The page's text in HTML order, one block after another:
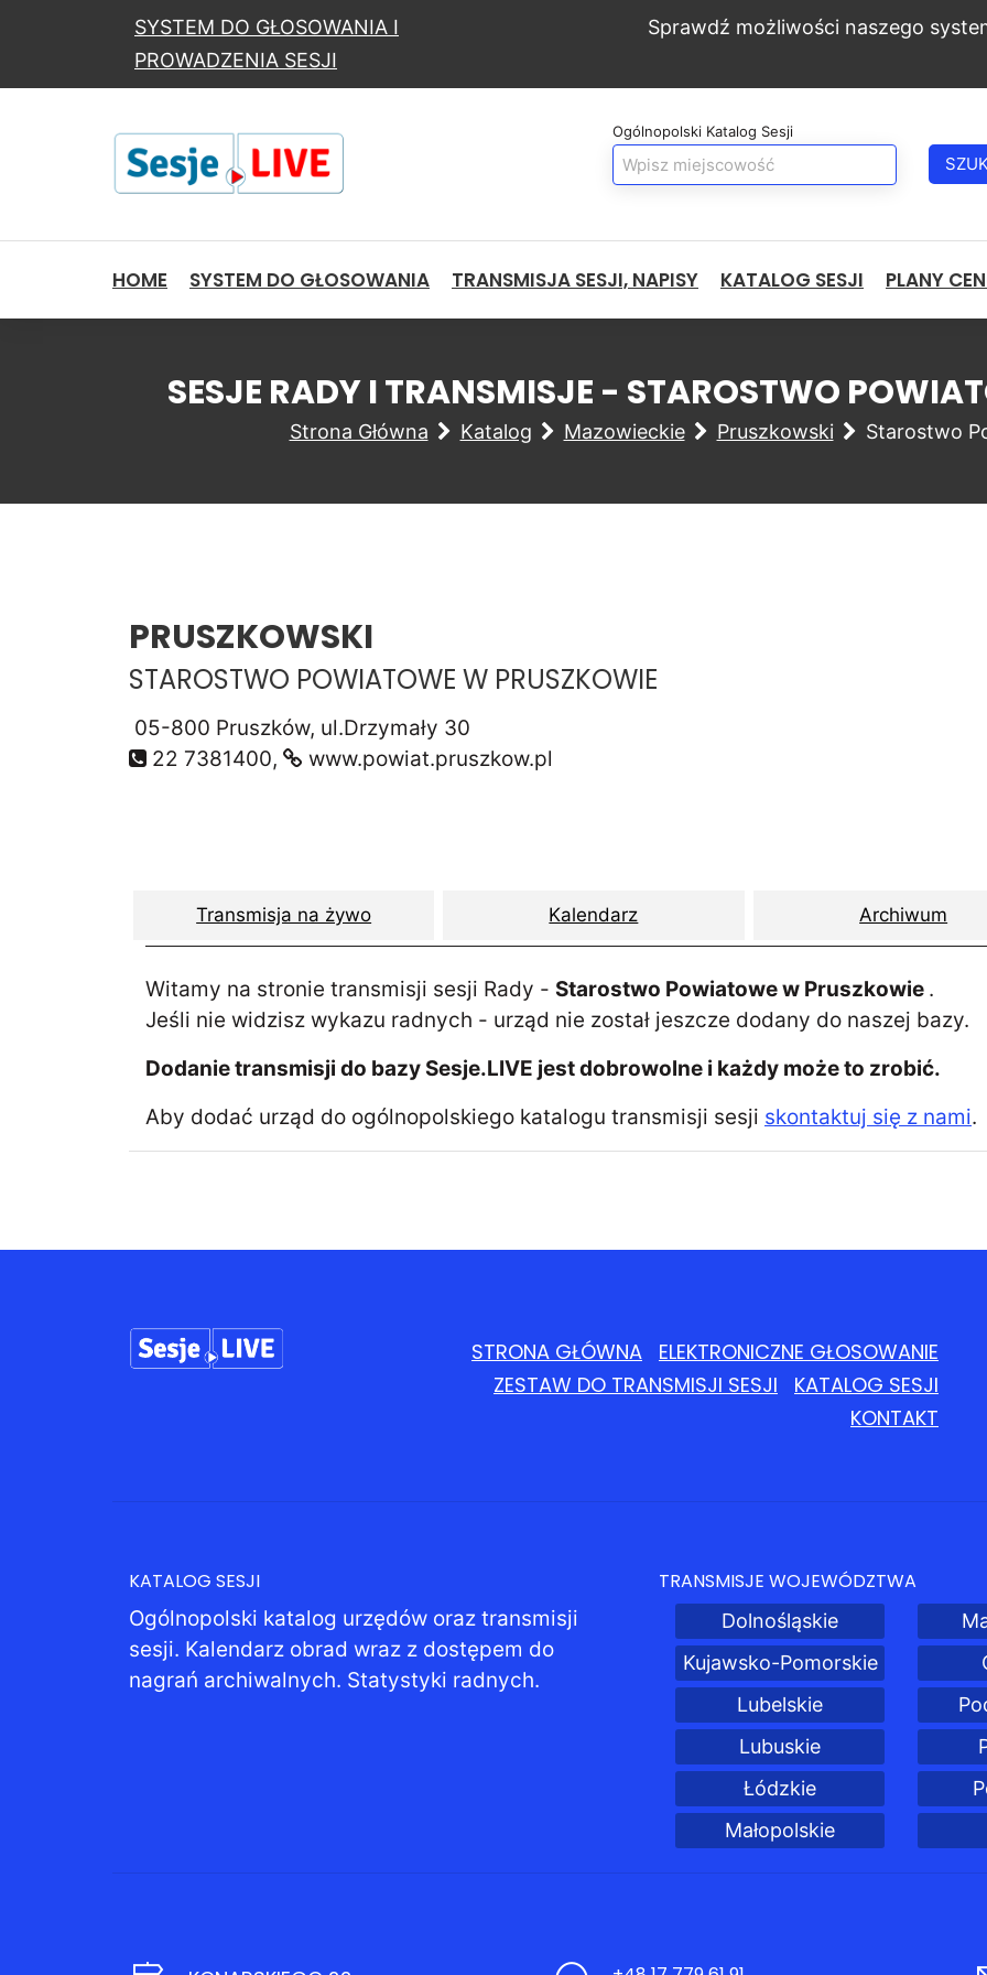
SYSTEM DO GŁOSOWANIA I
PROWADZENIA SESJI
Sprawdź możliwości naszego
Ogólnopolski Katalog Sesji
HOME SYSTEM DO GŁOSOWANIA TRANSMISJA SESJI, NAPISY KATALOG SESJI PLANY
SESJE RADY I TRANSMISJE - STAROSTWO
Strona Główna Katalog Mazowieckie Pruszkowski Starostwo
PRUSZKOWSKI
STAROSTWO POWIATOWE W PRUSZKOWIE
05-800 Pruszków, ul.Drzymały 30
22 7381400,
www.powiat.pruszkow.pl
Transmisja na żywo Kalendarz Archiwum
Witamy na stronie transmisji sesji Rady - Starostwo Powiatowe w Pruszkowie .
Jeśli nie widzisz wykazu radnych - urząd nie został jeszcze dodany do naszej bazy.
Dodanie transmisji do bazy Sesje.LIVE jest dobrowolne i każdy może to zrobić.
Aby dodać urząd do ogólnopolskiego katalogu transmisji sesji skontaktuj się z nami.
STRONA GŁÓWNA
ELEKTRONICZNE GŁOSOWANIE
ZESTAW DO TRANSMISJI SESJI
KATALOG SESJI
KONTAKT
KATALOG SESJI
Ogólnopolski katalog urzędów oraz transmisji
sesji. Kalendarz obrad wraz z dostępem do
nagrań archiwalnych. Statystyki radnych.
TRANSMISJE WOJEWÓDZTWA
Dolnośląskie
Kujawsko-Pomorskie
Lubelskie
Lubuskie
Łódzkie
Małopolskie